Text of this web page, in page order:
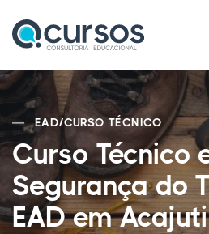
EAD/CURSO TÉCNICO
Curso Técnico
Segurança do
EAD em